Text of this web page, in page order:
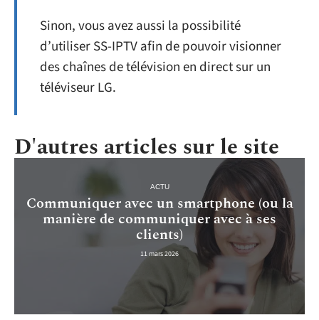
Sinon, vous avez aussi la possibilité
d’utiliser SS-IPTV afin de pouvoir visionner
des chaînes de télévision en direct sur un
téléviseur LG.
D'autres articles sur le site
ACTU
Communiquer avec un smartphone (ou la
manière de communiquer avec à ses
clients)
11 mars 2026